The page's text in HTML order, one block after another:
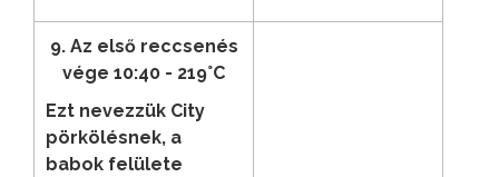
9. Az első reccsenés
vége 10:40 - 219°C
Ezt nevezzük City
pörkölésnek, a
babok felülete